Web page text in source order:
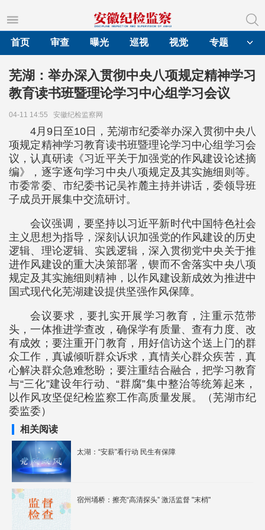
首页
审查 曝光 巡视 视觉 专题
芜湖：举办深入贯彻中央八项规定精神学习
教育读书班暨理论学习中心组学习会议
04-11 14:55 安徽纪检监察网
4月9日至10日，芜湖市纪委举办深入贯彻中央八
项规定精神学习教育读书班暨理论学习中心组学习会
议，认真研读《习近平关于加强党的作风建设论述摘
编》，逐字逐句学习中央八项规定及其实施细则等。
市委常委、市纪委书记吴祚麓主持并讲话，委领导班
子成员开展集中交流研讨。
会议强调，要坚持以习近平新时代中国特色社会
主义思想为指导，深刻认识加强党的作风建设的历史
逻辑、理论逻辑、实践逻辑，深入贯彻党中央关于推
进作风建设的重大决策部署，锲而不舍落实中央八项
规定及其实施细则精神，以作风建设新成效为推进中
国式现代化芜湖建设提供坚强作风保障。
会议要求，要扎实开展学习教育，注重示范带
头，一体推进学查改，确保学有质量、查有力度、改
有成效；要注重开门教育，用好信访这个送上门的群
众工作，真诚倾听群众诉求，真情关心群众疾苦，真
心解决群众急难愁盼；要注重结合融合，把学习教育
与“三化”建设年行动、“群腐”集中整治等统筹起来，
以作风攻坚促纪检监察工作高质量发展。（芜湖市纪
委监委）
相关阅读
太湖：“安薪”看行动 民生有保障
宿州埇桥：擦亮“高清探头” 激活监督 "末梢"